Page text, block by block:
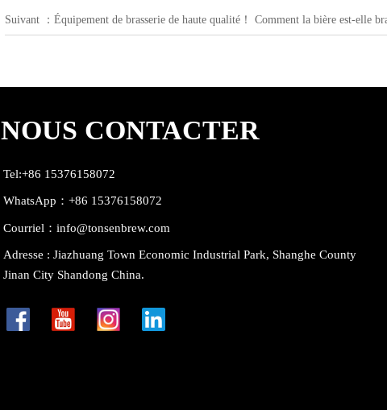
Suivant ： Équipement de brasserie de haute qualité！ Comment la bière est-elle
NOUS CONTACTER
Tel:+86 15376158072
WhatsApp：+86 15376158072
Courriel：info@tonsenbrew.com
Adresse : Jiazhuang Town Economic Industrial Park, Shanghe County
Jinan City Shandong China.